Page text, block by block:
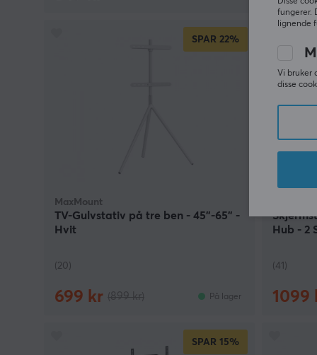
SPAR 22%
MaxMount
TV-Gulvstativ på tre ben - 45"-65" -
Hvit
(20)
699 kr På lager
Hub - 2
(41)
1099
SPAR 15%
fungerer.
lignende
Vi bruker
disse